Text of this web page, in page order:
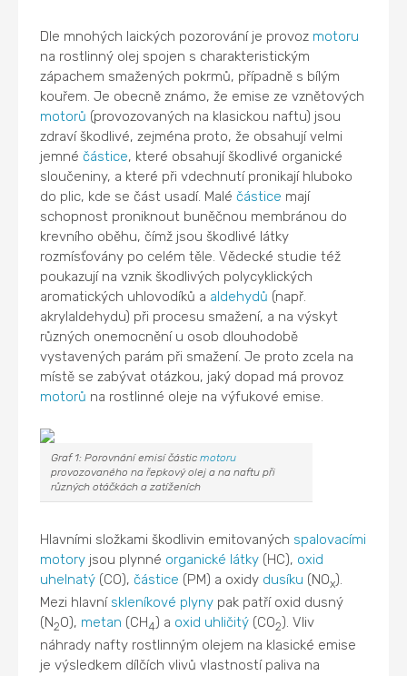
Dle mnohých laických pozorování je provoz motoru
na rostlinný olej spojen s charakteristickým
zápachem smažených pokrmů, případně s bílým
kouřem. Je obecně známo, že emise ze vznětových
motorů (provozovaných na klasickou naftu) jsou
zdraví škodlivé, zejména proto, že obsahují velmi
jemnéčástice, které obsahují škodlivé organické
sloučeniny, a které při vdechnutí pronikají hluboko
do plic, kde se část usadí. Maléčástice mají
schopnost proniknout buněčnou membránou do
krevního oběhu, čímž jsou škodlivé látky
rozmísťovány po celém těle. Vědecké studie též
poukazují na vznik škodlivých polycyklických
aromatických uhlovodíků a aldehydů (např.
akrylaldehydu) při procesu smažení, a na výskyt
různých onemocnění u osob dlouhodobě
vystavených parám při smažení. Je proto zcela na
místě se zabývat otázkou, jaký dopad má provoz
motorů na rostlinné oleje na výfukové emise.
Graf 1: Porovnání emisí částicmotoru
provozovaného na řepkový olej a na naftu při
různých otáčkách a zatíženích
Hlavními složkami škodlivin emitovaných spalovacími
motory jsou plynné organické látky (HC), oxid
uhelnatý (CO),částice (PM) a oxidy dusíku (NOx).
Mezi hlavní skleníkové plyny pak patří oxid dusný
(N2O), metan (CH4) a oxid uhličitý (CO2). Vliv
náhrady nafty rostlinným olejem na klasické emise
je výsledkem dílčích vlivů vlastností paliva na